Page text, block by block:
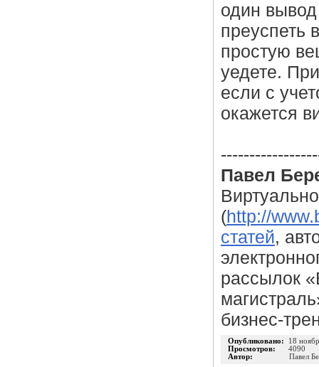
один вывод
преуспеть
простую
уедете.
если с
окажется
Павел
(http://
статей,
рассылок
бизнес-
Опубликовано: 18
Просмотров: 4090
Автор:
Павел